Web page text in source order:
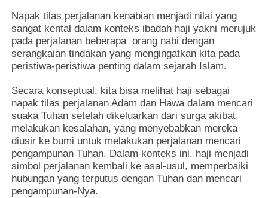
Napak tilas perjalanan kenabian menjadi nilai yang
sangat kental dalam konteks ibadah haji yakni merujuk
pada perjalanan beberapa orang nabi dengan
serangkaian tindakan yang mengingatkan kita pada
peristiwa-peristiwa penting dalam sejarah Islam.
Secara konseptual, kita bisa melihat haji sebagai
napak tilas perjalanan Adam dan Hawa dalam mencari
suaka Tuhan setelah dikeluarkan dari surga akibat
melakukan kesalahan, yang menyebabkan mereka
diusir ke bumi untuk melakukan perjalanan mencari
pengampunan Tuhan. Dalam konteks ini, haji menjadi
simbol perjalanan kembali ke asal-usul, memperbaiki
hubungan yang terputus dengan Tuhan dan mencari
pengampunan-Nya.